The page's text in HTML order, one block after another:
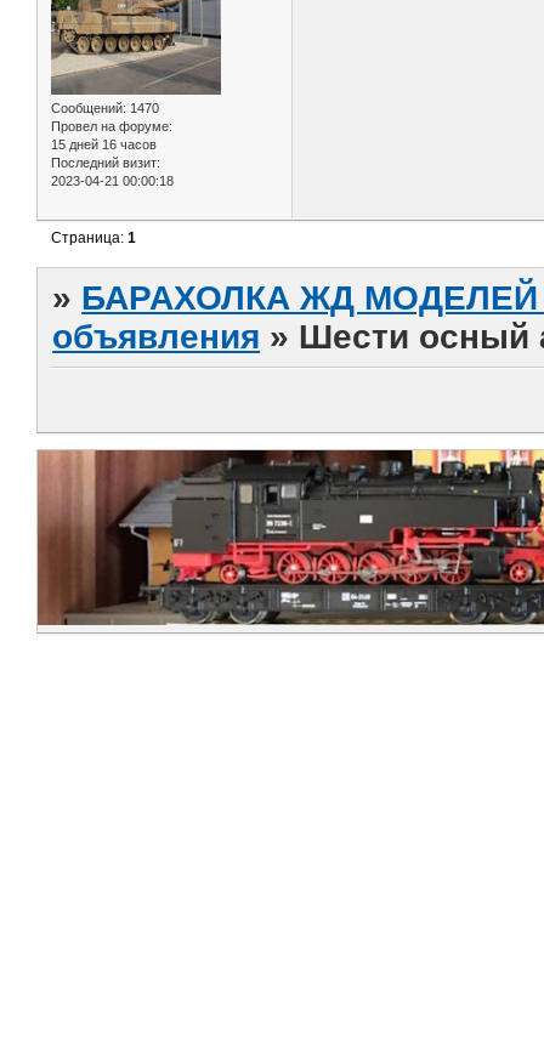
Сообщений: 1470
Провел на форуме:
15 дней 16 часов
Последний визит:
2023-04-21 00:00:18
Страница:1
» БАРАХОЛКА ЖД МОДЕЛЕЙ
объявления » Шести осный